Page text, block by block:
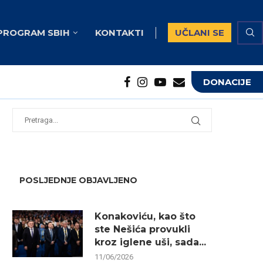
SBIH KONTAKTI UČLANI SE
DONACIJE
POSLJEDNJE OBJAVLJENO
Konakoviću, kao što
ste Nešića provukli
kroz iglene uši, sada...
11/06/2026